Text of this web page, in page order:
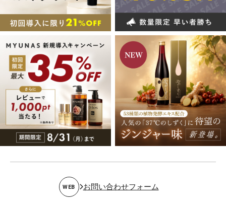
WEB お問い合わせフォーム